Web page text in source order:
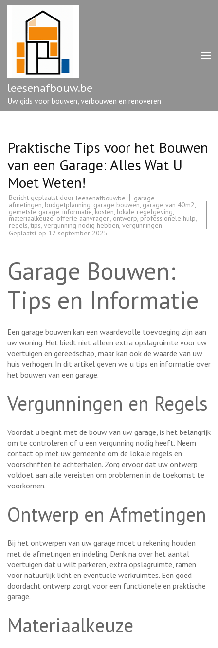
Ga
enter)
leesenafbouw.be
Uw gids voor bouwen, verbouwen en renoveren
Praktische Tips voor het Bouwen
van een Garage: Alles Wat U
Moet Weten!
Bericht geplaatst door leesenafbouwbe
garage
afmetingen, budgetplanning, garage bouwen, garage van 40m2,
gemetste garage, informatie,kosten, lokale regelgeving,
materiaalkeuze, offerte aanvragen, ontwerp, professionele hulp,
regels,tips, vergunning nodig hebben, vergunningen
Geplaatst op 12 september 2025
Garage Bouwen:
Tips en Informatie
Een garage bouwen kan een waardevolle toevoeging zijn aan
uw woning. Het biedt niet alleen extra opslagruimte voor uw
voertuigen en gereedschap, maar kan ook de waarde van uw
huis verhogen. In dit artikel geven we u tips en informatie over
het bouwen van een garage.
Vergunningen en Regels
Voordat u begint met de bouw van uw garage, is het belangrijk
om te controleren of u een vergunning nodig heeft. Neem
contact op met uw gemeente om de lokale regels en
voorschriften te achterhalen. Zorg ervoor dat uw ontwerp
voldoet aan alle vereisten om problemen in de toekomst te
voorkomen.
Ontwerp en Afmetingen
Bij het ontwerpen van uw garage moet u rekening houden
met de afmetingen en indeling. Denk na over het aantal
voertuigen dat u wilt parkeren, extra opslagruimte, ramen
voor natuurlijk licht en eventuele werkruimtes. Een goed
doordacht ontwerp zorgt voor een functionele en praktische
garage.
Materiaalkeuze